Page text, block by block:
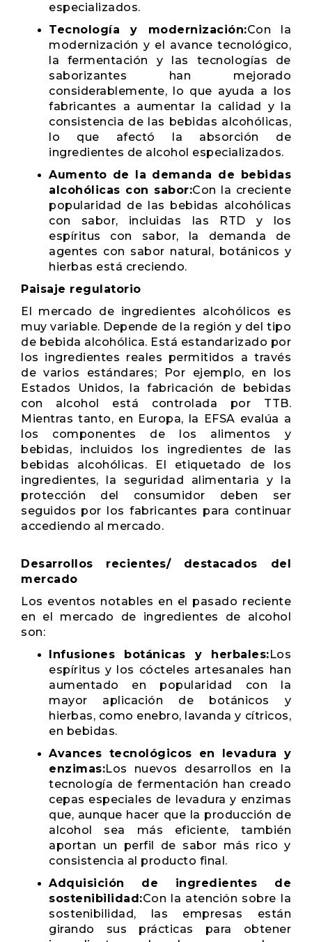
especializados.
Tecnología y modernización:Con la
modernización y el avance tecnológico,
la fermentación y las tecnologías de
saborizantes han mejorado
considerablemente, lo que ayuda a los
fabricantes a aumentar la calidad y la
consistencia de las bebidas alcohólicas,
lo que afectó la absorción de
ingredientes de alcohol especializados.
Aumento de la demanda de bebidas
alcohólicas con sabor:Con la creciente
popularidad de las bebidas alcohólicas
con sabor, incluidas las RTD y los
espíritus con sabor, la demanda de
agentes con sabor natural, botánicos y
hierbas está creciendo.
Paisaje regulatorio
El mercado de ingredientes alcohólicos es
muy variable. Depende de la región y del tipo
de bebida alcohólica. Está estandarizado por
los ingredientes reales permitidos a través
de varios estándares; Por ejemplo, en los
Estados Unidos, la fabricación de bebidas
con alcohol está controlada por TTB.
Mientras tanto, en Europa, la EFSA evalúa a
los componentes de los alimentos y
bebidas, incluidos los ingredientes de las
bebidas alcohólicas. El etiquetado de los
ingredientes, la seguridad alimentaria y la
protección del consumidor deben ser
seguidos por los fabricantes para continuar
accediendo al mercado.
Desarrollos recientes/ destacados del
mercado
Los eventos notables en el pasado reciente
en el mercado de ingredientes de alcohol
son:
Infusiones botánicas y herbales:Los
espíritus y los cócteles artesanales han
aumentado en popularidad con la
mayor aplicación de botánicos y
hierbas, como enebro, lavanda y cítricos,
en bebidas.
Avances tecnológicos en levadura y
enzimas:Los nuevos desarrollos en la
tecnología de fermentación han creado
cepas especiales de levadura y enzimas
que, aunque hacer que la producción de
alcohol sea más eficiente, también
aportan un perfil de sabor más rico y
consistencia al producto final.
Adquisición de ingredientes de
sostenibilidad:Con la atención sobre la
sostenibilidad, las empresas están
girando sus prácticas para obtener